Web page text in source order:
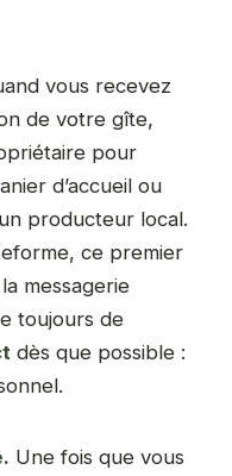
vous recevez
de votre gîte,
pour
d’accueil ou
producteur local.
ce premier
messagerie
toujours de
dès que possible :
Une fois que vous